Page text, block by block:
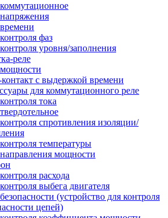
фаз
уровня/заполнения
реле
с выдержкой времени
для коммутационного реле
тока
спротивления изоляции/
температуры
мощности
расхода
выбега двигателя
(устройство для контроля
цепей)